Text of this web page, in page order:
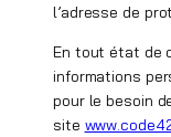
l’adresse de
En tout état de
informations
pour le besoin
site